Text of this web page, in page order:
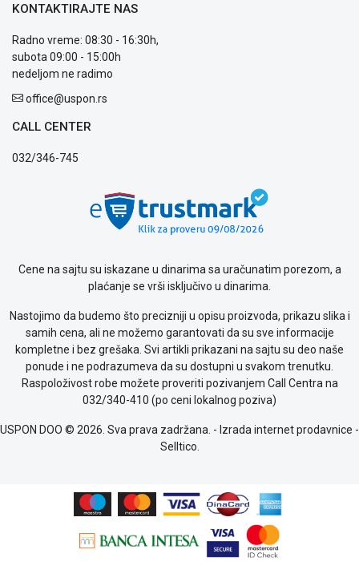
privatnosti
o
kolačićima
Provera
garancije
Kontakt
KREDIT
KONTAKTIRAJTE NAS
Radno vreme: 08:30 - 16:30h,
subota 09:00 - 15:00h
nedeljom ne radimo
office@uspon.rs
CALL CENTER
032/346-745
Cene na sajtu su iskazane u dinarima sa uračunatim porezom, a
plaćanje se vrši isključivo u dinarima.
Nastojimo da budemo što precizniji u opisu proizvoda, prikazu slika i
samih cena, ali ne možemo garantovati da su sve informacije
kompletne i bez grešaka. Svi artikli prikazani na sajtu su deo naše
ponude i ne podrazumeva da su dostupni u svakom trenutku.
Raspoloživost robe možete proveriti pozivanjem Call Centra na
032/340-410 (po ceni lokalnog poziva)
USPON DOO © 2026. Sva prava zadržana. - Izrada internet prodavnice -
Selltico.